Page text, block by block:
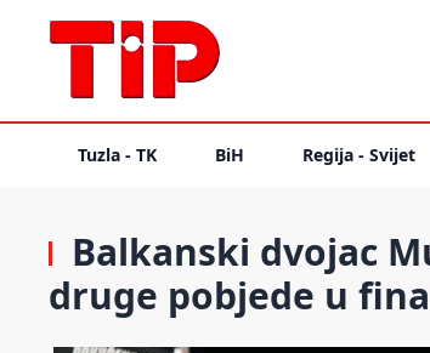
Tuzla - TK BiH Regija - Svijet
Balkanski dvojac
druge pobjede u